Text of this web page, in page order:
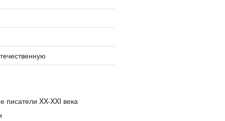
писатели XX-XXI века